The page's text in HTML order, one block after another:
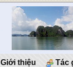
Giới thiệu Tác